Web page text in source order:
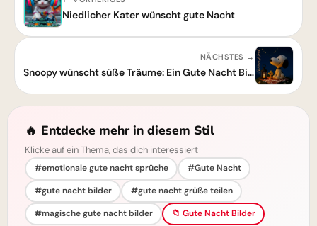
Niedlicher Kater wünscht gute Nacht
NÄCHSTES →
Snoopy wünscht süße Träume: Ein Gute Nacht Bild voller Herzenswärme
🔥 Entdecke mehr in diesem Stil
Klicke auf ein Thema, das dich interessiert
#emotionale gute nacht sprüche
#Gute Nacht
#gute nacht bilder
#gute nacht grüße teilen
#magische gute nacht bilder
📁 Gute Nacht Bilder